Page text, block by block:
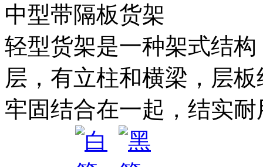
中型带隔板货架
轻型货架是一种架式结
层，有立柱和横梁，层
牢固结合在一起，结实